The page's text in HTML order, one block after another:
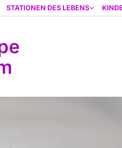
STATIONEN DES LEBENS